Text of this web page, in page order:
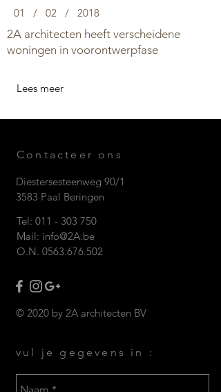
01 / 02 / 2018
2A architecten heeft verscheidene
woningen in voorontwerpfase
Lees meer
Contacteer ons
Diestersesteenweg 90/1
3583 Paal Beringen
Tel: 011 - 303 750
Mail: info@2A.be
O.N. 0563.676.502
© 2020 by 2A architecten BV
vul je gegevens in :